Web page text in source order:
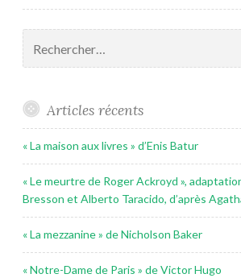
Articles récents
« La maison aux livres » d’Enis Batur
« Le meurtre de Roger Ackroyd »,
Bresson et Alberto Taracido, d’après
« La mezzanine » de Nicholson Baker
« Notre-Dame de Paris » de Victor Hugo